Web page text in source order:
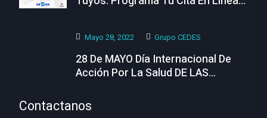
Mayo 28, 2022 Grupo CEDES
28 De MAYO Día Internacional De
Acción Por La Salud DE LAS
Contactanos